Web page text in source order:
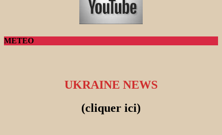
METEO
UKRAINE NEWS
(cliquer ici)